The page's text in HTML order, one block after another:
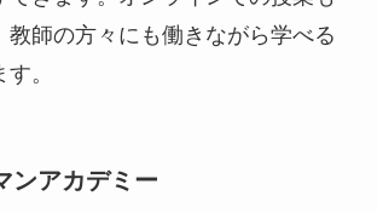
教師の方々にも働きながら学べる
。
ンアカデミー